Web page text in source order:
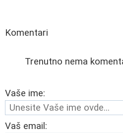
Komentari
Trenutno nema
Vaše ime:
Vaš email: